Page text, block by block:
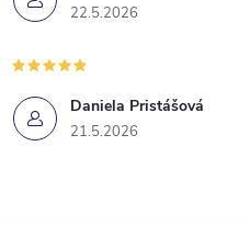
22.5.2026
Daniela Pristášová
21.5.2026